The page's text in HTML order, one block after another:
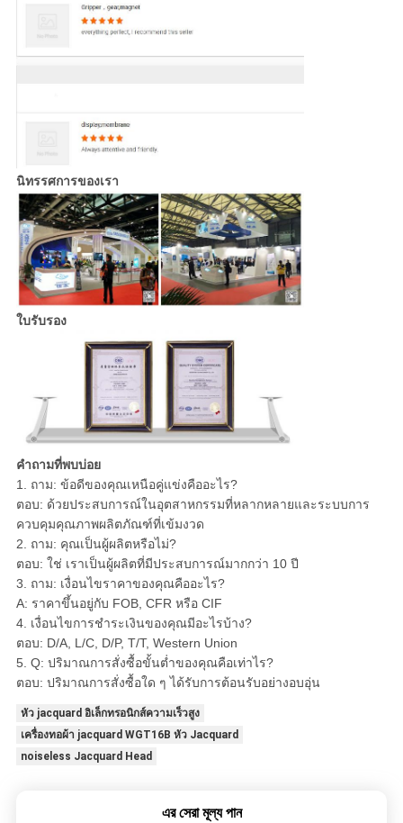
นิทรรศการของเรา
ใบรับรอง
คำถามที่พบบ่อย
1. ถาม: ข้อดีของคุณเหนือคู่แข่งคืออะไร?
ตอบ: ด้วยประสบการณ์ในอุตสาหกรรมที่หลากหลายและระบบการ
ควบคุมคุณภาพผลิตภัณฑ์ที่เข้มงวด
2. ถาม: คุณเป็นผู้ผลิตหรือไม่?
ตอบ: ใช่ เราเป็นผู้ผลิตที่มีประสบการณ์มากกว่า 10 ปี
3. ถาม: เงื่อนไขราคาของคุณคืออะไร?
A: ราคาขึ้นอยู่กับ FOB, CFR หรือ CIF
4. เงื่อนไขการชำระเงินของคุณมีอะไรบ้าง?
ตอบ: D/A, L/C, D/P, T/T, Western Union
5. Q: ปริมาณการสั่งซื้อขั้นต่ำของคุณคือเท่าไร?
ตอบ: ปริมาณการสั่งซื้อใด ๆ ได้รับการต้อนรับอย่างอบอุ่น
หัว jacquard อิเล็กทรอนิกส์ความเร็วสูง
เครื่องทอผ้า jacquard WGT16B หัว Jacquard
noiseless Jacquard Head
এর সেরা মূল্য পান